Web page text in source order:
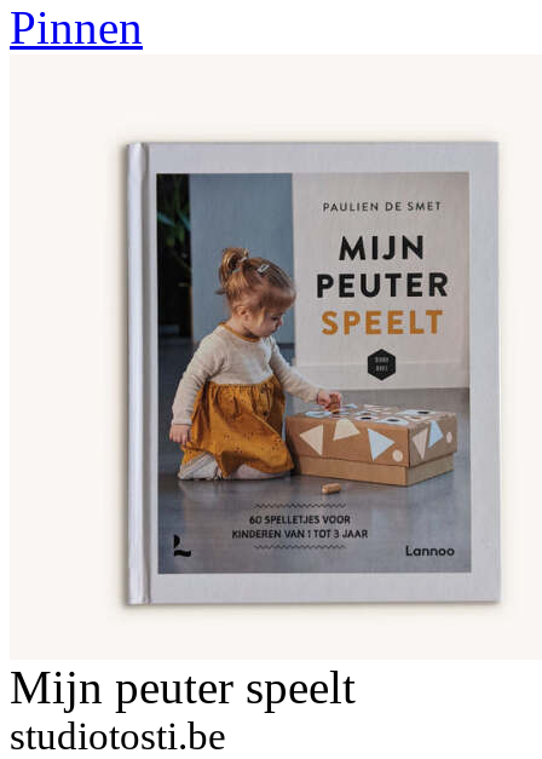
Pinnen
Mijn peuter speelt
studiotosti.be